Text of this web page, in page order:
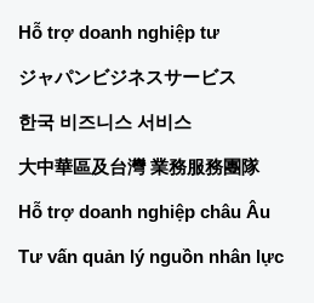
Hỗ trợ doanh nghiệp tư
ジャパンビジネスサービス
한국 비즈니스 서비스
大中華區及台灣 業務服務團隊
Hỗ trợ doanh nghiệp châu Âu
Tư vấn quản lý nguồn nhân lực